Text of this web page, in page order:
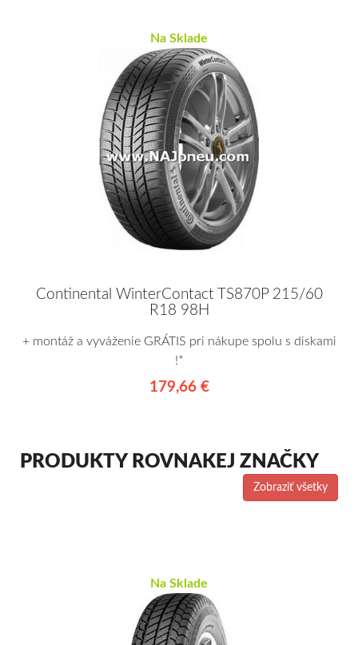
Na Sklade
Continental WinterContact TS870P 215/60
R18 98H
+ montáž a vyváženie GRÁTIS pri nákupe spolu s diskami
!*
179,66 €
PRODUKTY ROVNAKEJ ZNAČKY
Zobraziť všetky
Na Sklade